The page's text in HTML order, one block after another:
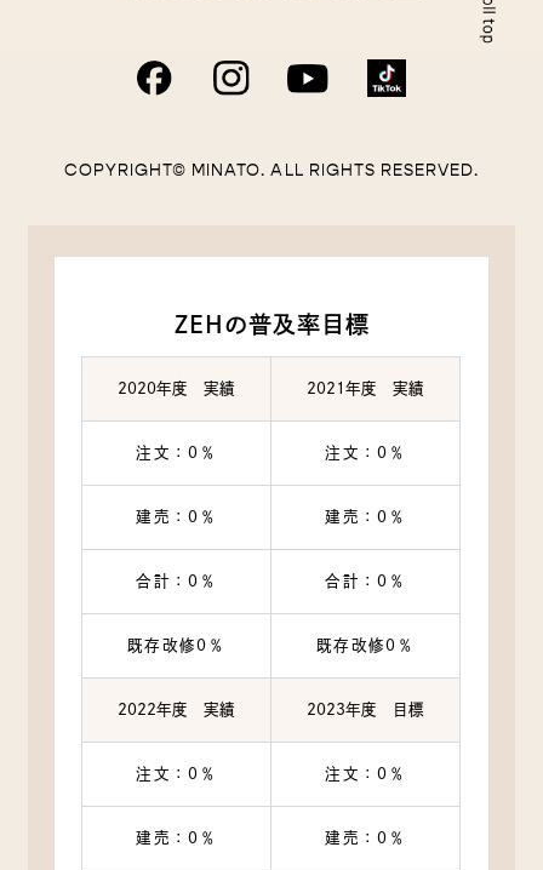
COPYRIGHT© MINATO. ALL RIGHTS RESERVED.
ZEHの普及率目標
2020年度 実績 2021年度 実績
注文：0％ 注文：0％
建売：0％ 建売：0％
合計：0％ 合計：0％
既存改修0％ 既存改修0％
2022年度 実績 2023年度 目標
注文：0％ 注文：0％
建売：0％ 建売：0％